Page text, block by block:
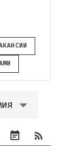
event_note rss_feed